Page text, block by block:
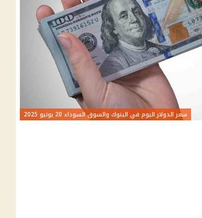
سعر الدولار اليوم في البنوك والسوق السوداء 20 يونيو 2025